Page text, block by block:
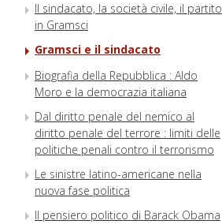
Il sindacato, la società civile, il partito
in Gramsci
Gramsci e il sindacato
Biografia della Repubblica : Aldo
Moro e la democrazia italiana
Dal diritto penale del nemico al
diritto penale del terrore : limiti delle
politiche penali contro il terrorismo
Le sinistre latino-americane nella
nuova fase politica
Il pensiero politico di Barack Obama